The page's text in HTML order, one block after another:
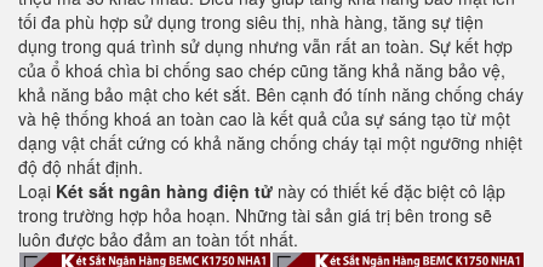
tối đa phù hợp sử dụng trong siêu thị, nhà hàng, tăng sự tiện
dụng trong quá trình sử dụng nhưng vẫn rất an toàn. Sự kết hợp
của ổ khoá chìa bi chống sao chép cũng tăng khả năng bảo vệ,
khả năng bảo mật cho két sắt. Bên cạnh đó tính năng chống cháy
và hệ thống khoá an toàn cao là kết quả của sự sáng tạo từ một
dạng vật chất cứng có khả năng chống cháy tại một ngưỡng nhiệt
độ độ nhất định.
Loại Két sắt ngân hàng điện tử này có thiết kế đặc biệt cô lập
trong trường hợp hỏa hoạn. Những tài sản giá trị bên trong sẽ
luôn được bảo đảm an toàn tốt nhất.